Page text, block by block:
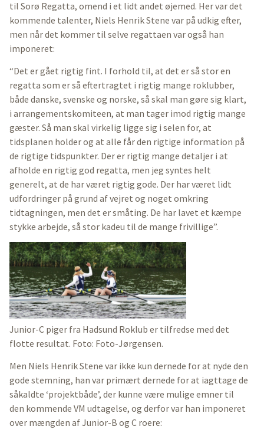
til Sorø Regatta, omend i et lidt andet øjemed. Her var det
kommende talenter, Niels Henrik Stene var på udkig efter,
men når det kommer til selve regattaen var også han
imponeret:
“Det er gået rigtig fint. I forhold til, at det er så stor en
regatta som er så eftertragtet i rigtig mange roklubber,
både danske, svenske og norske, så skal man gøre sig klart,
i arrangementskomiteen, at man tager imod rigtig mange
gæster. Så man skal virkelig ligge sig i selen for, at
tidsplanen holder og at alle får den rigtige information på
de rigtige tidspunkter. Der er rigtig mange detaljer i at
afholde en rigtig god regatta, men jeg syntes helt
generelt, at de har været rigtig gode. Der har været lidt
udfordringer på grund af vejret og noget omkring
tidtagningen, men det er småting. De har lavet et kæmpe
stykke arbejde, så stor kadeu til de mange frivillige”.
Junior-C piger fra Hadsund Roklub er tilfredse med det
flotte resultat. Foto: Foto-Jørgensen.
Men Niels Henrik Stene var ikke kun dernede for at nyde den
gode stemning, han var primært dernede for at iagttage de
såkaldte ‘projektbåde’, der kunne være mulige emner til
den kommende VM udtagelse, og derfor var han imponeret
over mængden af Junior-B og C roere: